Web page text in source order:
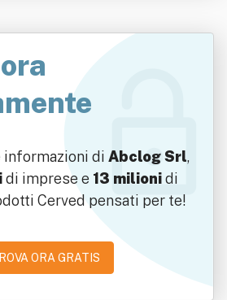
di Abclog Srl,
di imprese e 13 milionidi
Cerved pensati per te!
ORA GRATIS